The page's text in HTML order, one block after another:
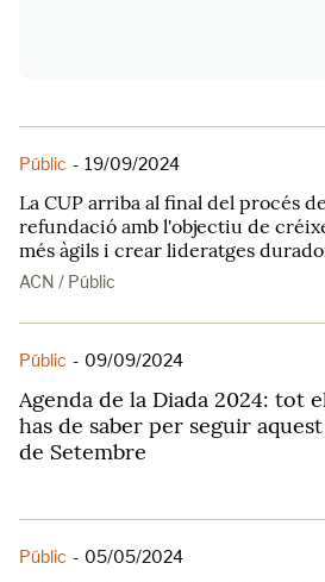
Públic - 19/09/2024
La CUP arriba al final del procés de
refundació amb l'objectiu de
més àgils i crear lideratges
ACN / Públic
Públic - 09/09/2024
Agenda de la Diada 2024: tot
has de saber per seguir
de Setembre
Públic - 05/05/2024